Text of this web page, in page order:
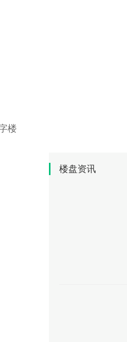
楼
楼盘资讯